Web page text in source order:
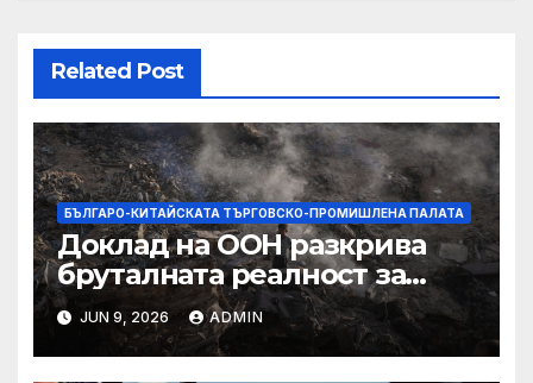
Related Post
БЪЛГАРО-КИТАЙСКАТА ТЪРГОВСКО-ПРОМИШЛЕНА ПАЛАТА
Доклад на ООН разкрива
бруталната реалност за
палестинците в Газа,
Западния бряг
JUN 9, 2026 ADMIN